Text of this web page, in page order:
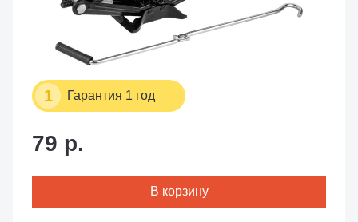
1 Гарантия 1 год
79 р.
В корзину